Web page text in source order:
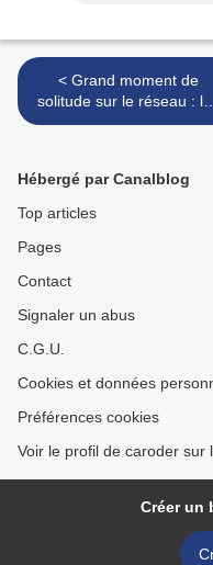
< Grand moment de
solitude sur le réseau : les
ratés du site
Hébergé par Canalblog
Top articles
Pages
Contact
Signaler un abus
C.G.U.
Cookies et données
Préférences cookies
Voir le profil de caroder sur
Créer un